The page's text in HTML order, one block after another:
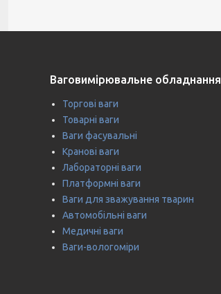
Ваговимірювальне обладнання
Торгові ваги
Товарні ваги
Ваги фасувальні
Кранові ваги
Лабораторні ваги
Платформні ваги
Ваги для зважування тварин
Автомобільні ваги
Медичні ваги
Ваги-вологоміри